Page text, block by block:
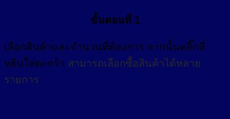
ขั้นตอนที่ 1
เลือกสินค้าและจำนวนที่ต้องการ จากนั้นคลิ๊กที่
หยิบใส่ตะกร้า สามารถเลือกซื้อสินค้าได้หลาย
รายการ